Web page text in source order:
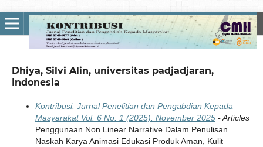
Dhiya, Silvi Alin, universitas padjadjaran,
Indonesia
Kontribusi: Jurnal Penelitian dan Pengabdian Kepada
Masyarakat Vol. 6 No. 1 (2025): November 2025- Articles
Penggunaan Non Linear Narrative Dalam Penulisan
Naskah Karya Animasi Edukasi Produk Aman, Kulit